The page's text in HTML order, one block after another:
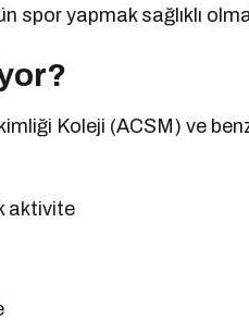
spor yapmak sağlıklı
Koleji (ACSM) ve
aktivite